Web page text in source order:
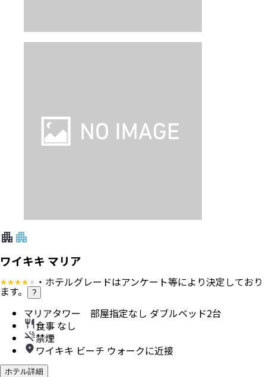
ワイキキ マリア
・ホテルグレードはアンケート等により決定しており
ます。 ?
マリアタワー 部屋指定なし ダブルベッド2台
食事 なし
禁煙
ワイキキ ビーチ ウォークに近接
ホテル詳細